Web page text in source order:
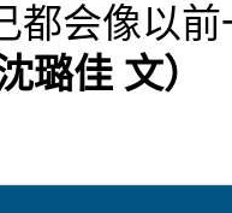
都会像以
璐佳 文）